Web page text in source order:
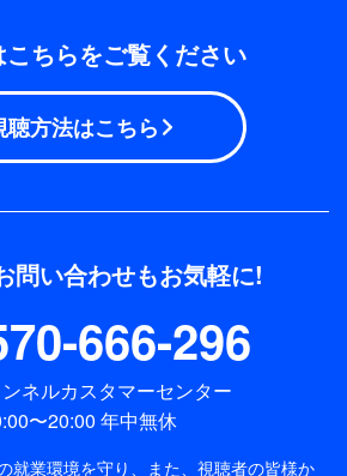
繰り広げられる男たちの熱い戦
日】予選ラウンド：18番ホール
2日】予選ラウンド：注目選手
番ホールを生中継
況：佐藤文康(TBSアナウンサ
3日】決勝ラウンド：1番ホール
ちらをご覧ください
聴方法はこちら
問い合わせもお気軽に!
666-296
ネルカスタマーセンター
〜20:00 年中無休
就業環境を守り、また、視聴者の皆様か